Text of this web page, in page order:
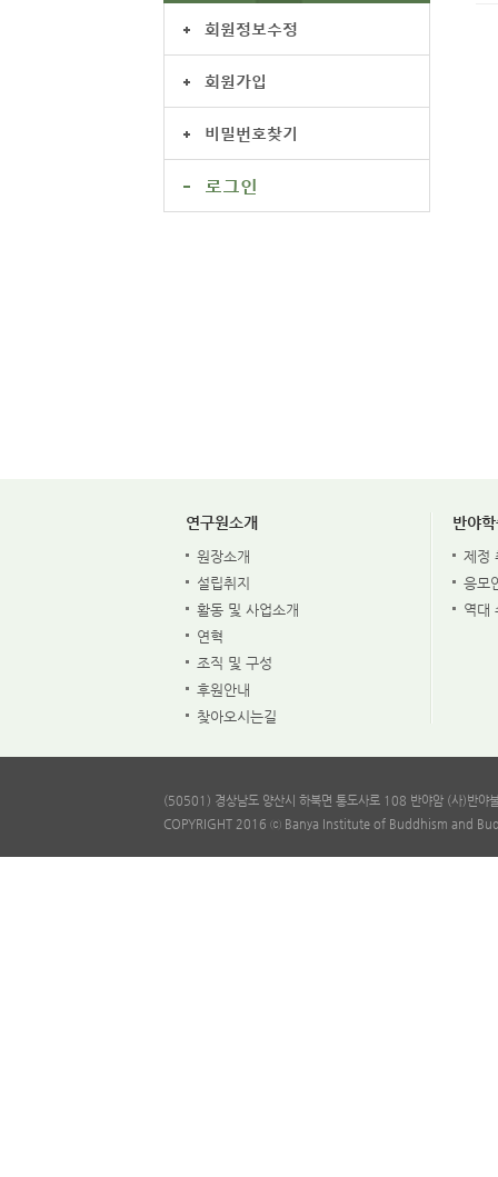
회원정보수정
회원가입
비밀번호찾기
로그인
연구원소개
원장소개
설립취지
활동 및 사업소개
연혁
조직 및 구성
후원안내
찾아오시는길
반야
제정
응모
역대
(50501) 경상남도 양산시 하북면 통도사로 108 반야암 (사)반
COPYRIGHT 2016 ⓒ Banya Institute of Buddhism and